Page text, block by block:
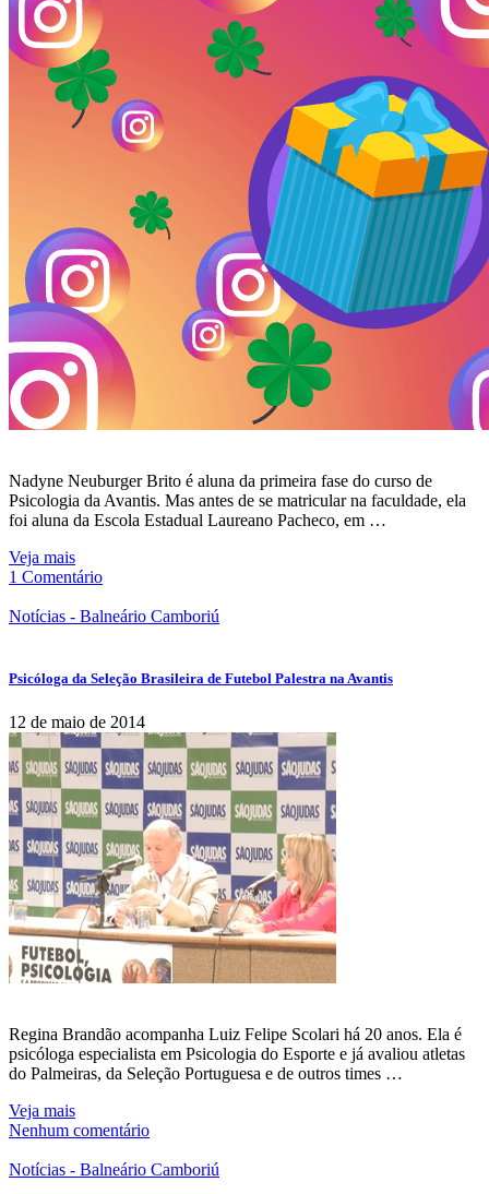
Nadyne Neuburger Brito é aluna da primeira fase do curso de
Psicologia da Avantis. Mas antes de se matricular na faculdade, ela
foi aluna da Escola Estadual Laureano Pacheco, em …
Veja mais
1 Comentário
Notícias - Balneário Camboriú
Psicóloga da Seleção Brasileira de Futebol Palestra na Avantis
12 de maio de 2014
Regina Brandão acompanha Luiz Felipe Scolari há 20 anos. Ela é
psicóloga especialista em Psicologia do Esporte e já avaliou atletas
do Palmeiras, da Seleção Portuguesa e de outros times …
Veja mais
Nenhum comentário
Notícias - Balneário Camboriú